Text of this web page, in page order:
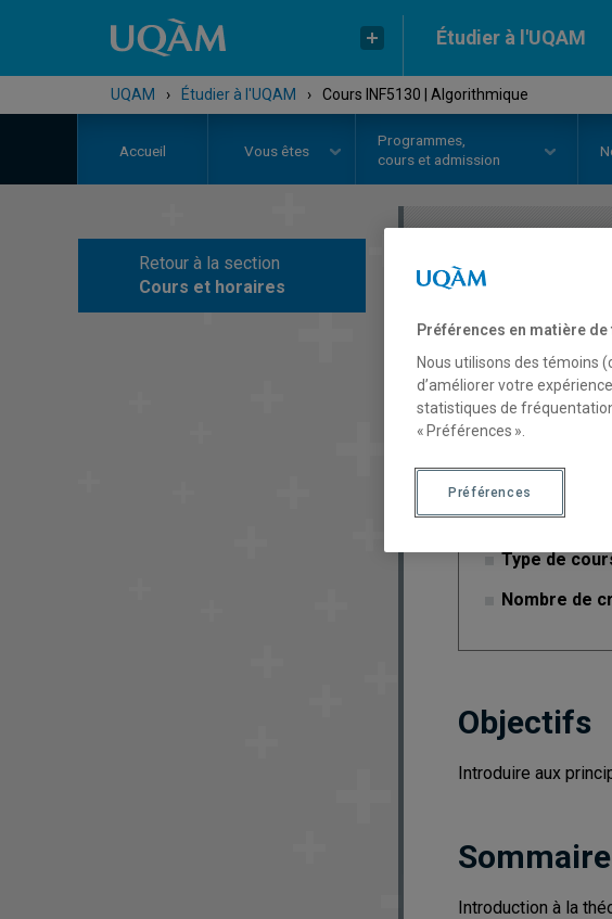
Étudier à l'UQAM
UQAM › Étudier à l'UQAM › Cours INF5130 | Algorithmique
Accueil Vous êtes
Programmes,
cours et admission
Retour à la section
Cours et horaires
COURS
Cycle: 1
Type de
Nombre de
Objectifs
Introduire aux
Introduction à la
Préférences en matière
Nous utilisons des témoins
d’améliorer votre
statistiques de
« Préférences ».
Préférences